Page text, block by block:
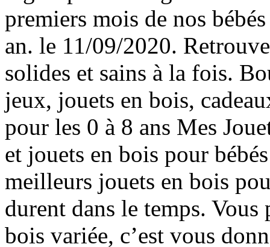
premiers mois de nos
an. le 11/09/2020.
solides et sains à la fois.
jeux, jouets en bois,
pour les 0 à 8 ans Mes
et jouets en bois pour
meilleurs jouets en bois
durent dans le temps. Vous
bois variée, c’est vous